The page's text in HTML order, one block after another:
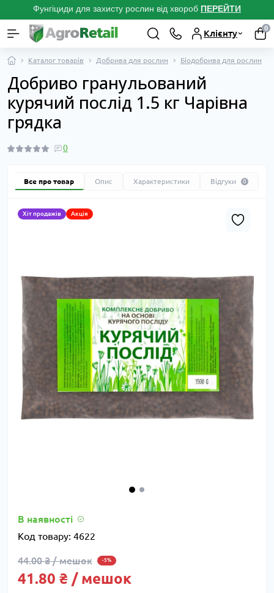
Фунгіциди для захисту рослин від хвороб ПЕРЕЙТИ
Клієнту
0
Каталог товарів Добрива для рослин Біодобрива для рослин
Добриво гранульований
курячий послід 1.5 кг Чарівна
грядка
0
Все про товар Опис Характеристики Відгуки 0
Хіт продажів Акція
В наявності
Код товару: 4622
44.00 ₴ / мешок -5%
41.80 ₴ / мешок